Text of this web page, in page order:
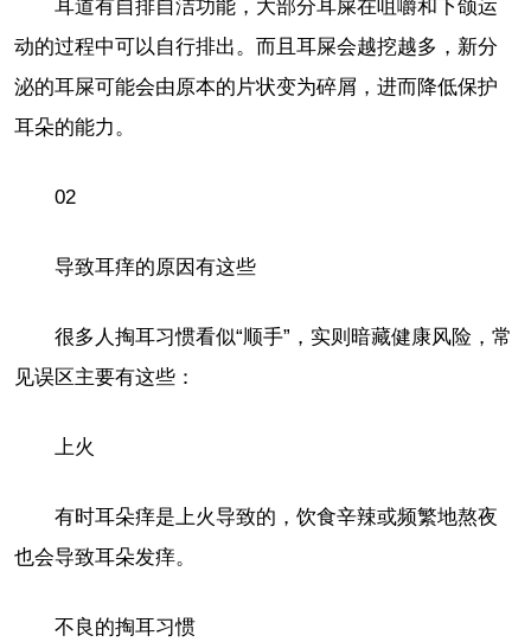
耳道有自排自洁功能，大部分耳屎在咀嚼和下颌运
动的过程中可以自行排出。而且耳屎会越挖越多，新分
泌的耳屎可能会由原本的片状变为碎屑，进而降低保护
耳朵的能力。
02
导致耳痒的原因有这些
很多人掏耳习惯看似“顺手”，实则暗藏健康风险，常
见误区主要有这些：
上火
有时耳朵痒是上火导致的，饮食辛辣或频繁地熬夜
也会导致耳朵发痒。
不良的掏耳习惯